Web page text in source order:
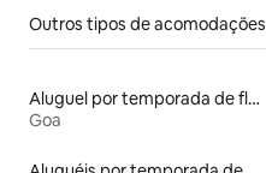
Outros tipos de acomodações
Aluguel por temporada de flats
Goa